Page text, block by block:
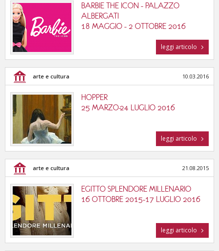
BARBIE THE ICON - PALAZZO
ALBERGATI
18 MAGGIO - 2 OTTOBRE 2016
leggi articolo
arte e cultura 10.03.2016
HOPPER
25 MARZO-24 LUGLIO 2016
leggi articolo
arte e cultura 21.08.2015
EGITTO SPLENDORE MILLENARIO
16 OTTOBRE 2015-17 LUGLIO 2016
leggi articolo